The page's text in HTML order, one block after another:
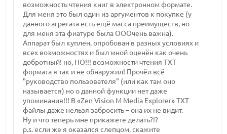
возможность чтения книг в электронном формате.
Для меня это был один из аргументов к покупке (у
данного агрегата есть ещё масса преимуществ, но
для меня эта фиатуре была ОООчень важна).
Аппарат был куплен, опробован в разных условиях и
всех возможностях и был мной оценён как очень
добротный! но, НО!!! возможности чтения ТХТ
формата я так и не обнаружил! Прочёл всё
"руководство пользователя" (или как там оно
называется) но о данной функции нет даже
упоминания!!! В «Zen Vision M Media Explorer» ТХТ
файлы даже нельзя забросить – она их не видит.
Ну и что теперь мне прикажете делать?!?
p.s. если же я оказался слепцом, скажите